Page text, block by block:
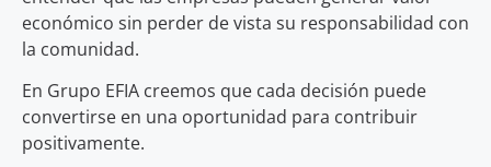
económico sin perder de vista su responsabilidad con
la comunidad.
En Grupo EFIA creemos que cada decisión puede
convertirse en una oportunidad para contribuir
positivamente.